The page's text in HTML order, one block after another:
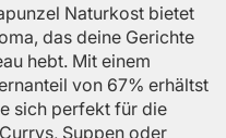
Naturkost bietet
das deine Gerichte
hebt. Mit einem
von 67% erhältst
sich perfekt für die
Suppen oder